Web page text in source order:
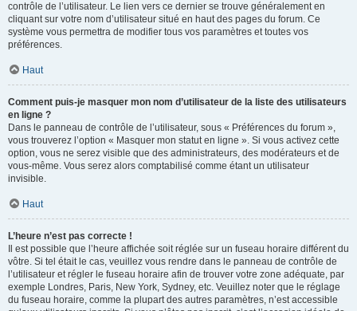
contrôle de l’utilisateur. Le lien vers ce dernier se trouve généralement en
cliquant sur votre nom d’utilisateur situé en haut des pages du forum. Ce
système vous permettra de modifier tous vos paramètres et toutes vos
préférences.
Haut
Comment puis-je masquer mon nom d’utilisateur de la liste des utilisateurs
en ligne ?
Dans le panneau de contrôle de l’utilisateur, sous « Préférences du forum »,
vous trouverez l’option « Masquer mon statut en ligne ». Si vous activez cette
option, vous ne serez visible que des administrateurs, des modérateurs et de
vous-même. Vous serez alors comptabilisé comme étant un utilisateur
invisible.
Haut
L’heure n’est pas correcte !
Il est possible que l’heure affichée soit réglée sur un fuseau horaire différent du
vôtre. Si tel était le cas, veuillez vous rendre dans le panneau de contrôle de
l’utilisateur et régler le fuseau horaire afin de trouver votre zone adéquate, par
exemple Londres, Paris, New York, Sydney, etc. Veuillez noter que le réglage
du fuseau horaire, comme la plupart des autres paramètres, n’est accessible